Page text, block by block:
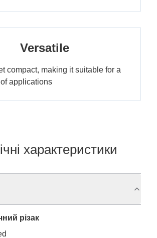
Versatile
compact, making it suitable for a
applications
характеристики
різак